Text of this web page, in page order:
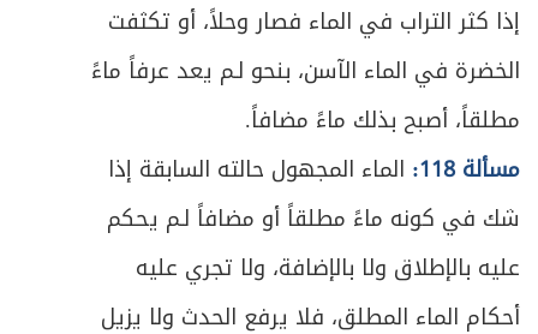
إذا كثر التراب في الماء فصار وحلاً، أو تكثفت
الخضرة في الماء الآسن، بنحو لـم يعد عرفاً ماءً
مطلقاً، أصبح بذلك ماءً مضافاً.
مسألة 118:
الماء المجهول حالته السابقة إذا
شك في كونه ماءً مطلقاً أو مضافاً لـم يحكم
عليه بالإطلاق ولا بالإضافة، ولا تجري عليه
أحكام الماء المطلق، فلا يرفع الحدث ولا يزيل